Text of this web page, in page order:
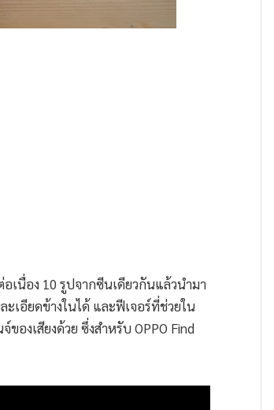
เนื่อง 10 รูปจากซีนเดียวกันแล้วนำมา
เอียดข้างในได้ และฟีเจอร์ที่ช่วยใน
องเสียงด้วย ซึ่งสำหรับ OPPO Find